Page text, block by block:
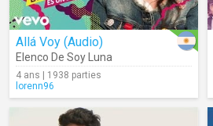
Allá Voy (Audio)
Elenco De Soy Luna
4 ans | 1938 parties
lorenn96